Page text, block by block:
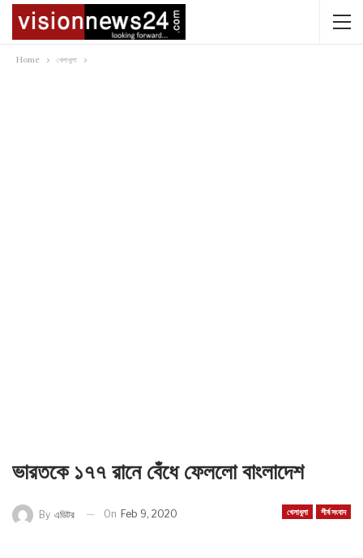
Home খেলাধুলা
ভারতকে ১৭৭ রানে বেঁধে ফেললো বাংলাদেশ
খেলাধুলা শীর্ষ সংবাদ
By এডিটর On Feb 9, 2020